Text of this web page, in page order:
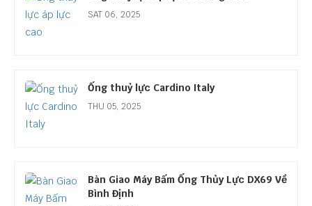
SAT 06, 2025
Ống thuỷ lực Cardino Italy
THU 05, 2025
Bàn Giao Máy Bấm Ống Thủy Lực DX69 Về
Bình Định